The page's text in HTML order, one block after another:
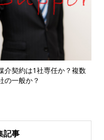
介契約は1社専任か？複数
の一般か？
記事